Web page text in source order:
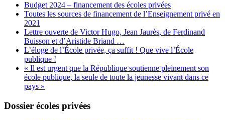
Budget 2024 – financement des écoles privées
Toutes les sources de financement de l’Enseignement privé en
2021
Lettre ouverte de Victor Hugo, Jean Jaurès, de Ferdinand
Buisson et d’Aristide Briand …
L’éloge de l’École privée, ça suffit ! Que vive l’École
publique !
« Il est urgent que la République soutienne pleinement son
école publique, la seule de toute la jeunesse vivant dans ce
pays »
Dossier écoles privées